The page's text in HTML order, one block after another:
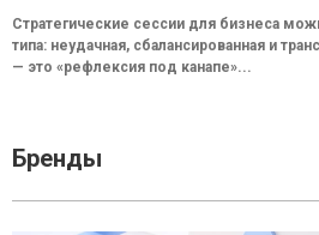
Стратегические сессии для бизнеса
типа: неудачная, сбалансированная и
— это «рефлексия под канапе»...
Бренды